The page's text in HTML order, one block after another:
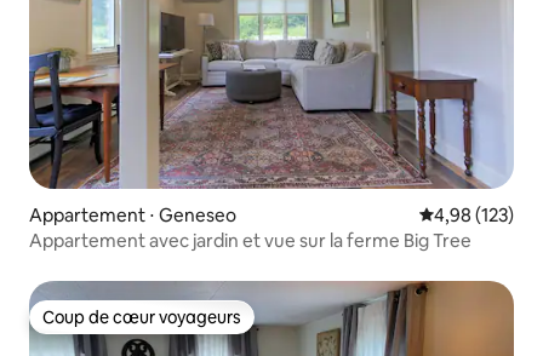
Appartement ⋅ Geneseo Évaluation
4,98 (123)
Appartement avec jardin et vue sur la ferme Big Tree
Coup de cœur voyageurs
Coup de cœur voyageurs